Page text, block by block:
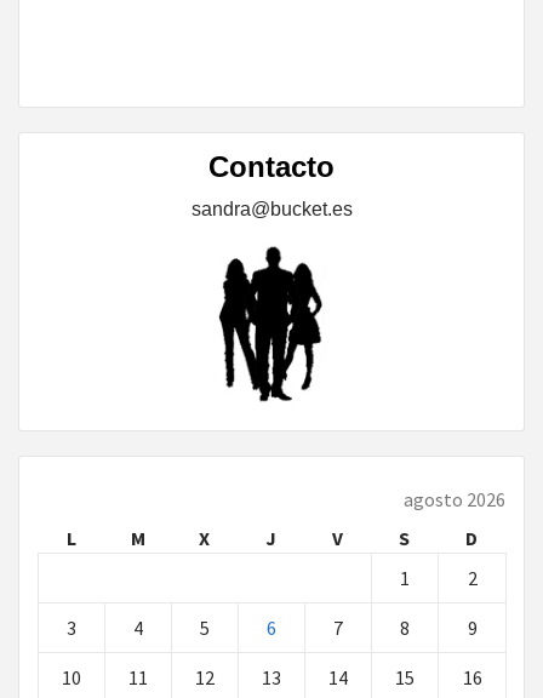
Contacto
sandra@bucket.es
agosto 2026
L
M X J V S
D
1
2
3 4 5 6 7 8 9
10 11 12 13 14 15 16